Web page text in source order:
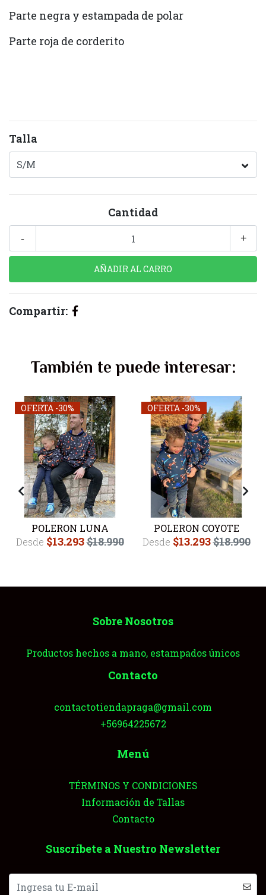
Parte negra y estampada de polar
Parte roja de corderito
Talla
Cantidad
+
-
Compartir:
También te puede interesar:
OFERTA -30%
POLERON LUNA
Desde $13.293$18.990
OFERTA -30%
POLERON COYOTE
Desde $13.293$18.990
Sobre Nosotros
Productos hechos a mano, estampados únicos
Contacto
contactotiendapraga@gmail.com
+56964225672
Menú
TÉRMINOS Y CONDICIONES
Información de Tallas
Contacto
Suscríbete a Nuestro Newsletter